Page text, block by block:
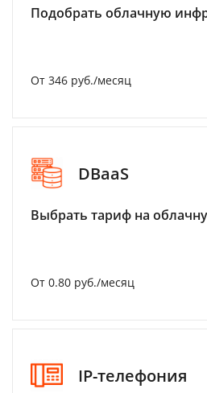
Подобрать облачную
От 346 руб./месяц
DBaaS
Выбрать тариф на
От 0.80 руб./месяц
IP-телефония